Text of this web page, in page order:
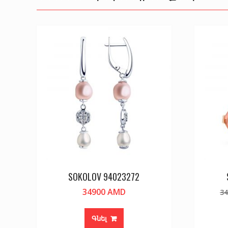
SOKOLOV 94023272
34900AMD
Գնել